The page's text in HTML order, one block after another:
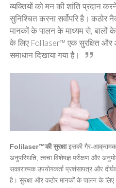
व्यक्तियों को मन की शांति प्रदान
सुनिश्चित करना सर्वोपरि है। कठोर
मानकों के पालन के माध्यम से,
के लिए Folilaser™ एक सुरक्षित और
समाधान दिखाया गया है।
Folilaser™की सुरक्षाइसकी गैर-आक्रामक
अनुपस्थिति, त्वचा विशेषज्ञ परीक्षण और
सकारात्मक उपयोगकर्ता प्रशंसापत्र और
है। सुरक्षा और कठोर मानकों के पालन के लिए